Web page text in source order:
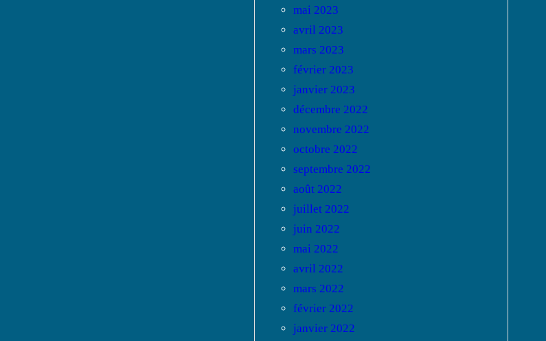
mai 2023
avril 2023
mars 2023
février 2023
janvier 2023
décembre 2022
novembre 2022
octobre 2022
septembre 2022
août 2022
juillet 2022
juin 2022
mai 2022
avril 2022
mars 2022
février 2022
janvier 2022